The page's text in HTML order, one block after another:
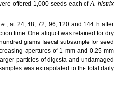
offered 1,000 seeds each ofA. histrix
, at 24, 48, 72, 96, 120 and 144 h after
time. One aliquot was retained for dry
grams faecal subsample for seed
apertures of 1 mm and 0.25 mm
particles of digesta and undamaged
was extrapolated to the total daily